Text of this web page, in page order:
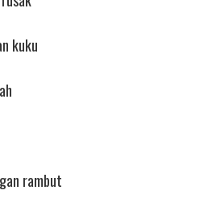
kuku
rambut